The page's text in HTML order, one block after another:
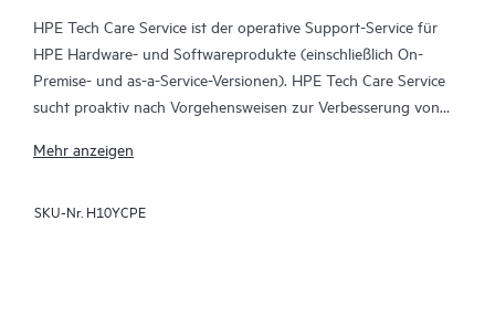
HPE Tech Care Service ist der operative Support-Service für
HPE Hardware- und Softwareprodukte (einschließlich On-
Premise- und as-a-Service-Versionen). HPE Tech Care Service
sucht proaktiv nach Vorgehensweisen zur Verbesserung von
Teams dadurch, das Unternehmen voranzubringen.
HPE Tech Care Service ermöglicht darüber hinaus direkten
Mehr anzeigen
SKU-Nr. H10YCPE